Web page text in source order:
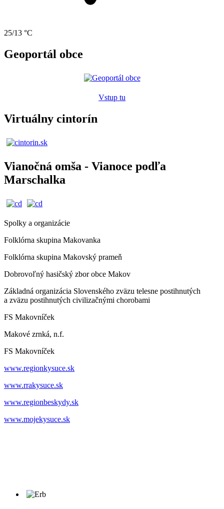
25/13 °C
Geoportál obce
Vstup tu
Virtuálny cintorín
Vianočná omša - Vianoce podľa
Marschalka
Spolky a organizácie
Folklórna skupina Makovanka
Folklórna skupina Makovský prameň
Dobrovoľný hasičský zbor obce Makov
Základná organizácia Slovenského zväzu telesne postihnutých
a zväzu postihnutých civilizačnými chorobami
FS Makovníček
Makové zrnká, n.f.
FS Makovníček
www.regionkysuce.sk
www.rrakysuce.sk
www.regionbeskydy.sk
www.mojekysuce.sk